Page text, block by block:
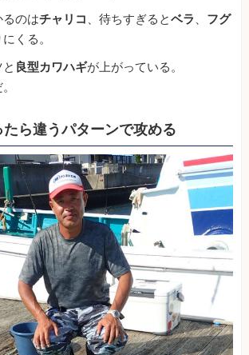
のはチャリコ 、待ちすぎるとベラ、 フグ
くる。
良型カワハギが上がっている。
ら違うパターンで攻める